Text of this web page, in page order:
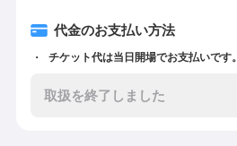
代金のお支払い方法
チケット代は当日開場でお支払いです。
取扱を終了しました